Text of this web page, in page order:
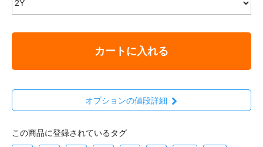
カートに入れる
オプションの値段詳細
この商品に登録されているタグ